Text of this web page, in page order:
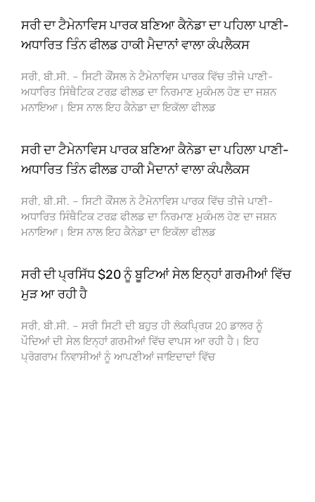
ਸਰੀ ਦਾ ਟੈਮੇਨਾਵਿਸ ਪਾਰਕ ਬਣਿਆ ਕੈਨੇਡਾ ਦਾ ਪਹਿਲਾ ਪਾਣੀ-
ਅਧਾਰਿਤ ਤਿੰਨ ਫੀਲਡ ਹਾਕੀ ਮੈਦਾਨਾਂ ਵਾਲਾ ਕੰਪਲੈਕਸ
ਸਰੀ, ਬੀ.ਸੀ. – ਸਿਟੀ ਕੌਂਸਲ ਨੇ ਟੈਮੇਨਾਵਿਸ ਪਾਰਕ ਵਿੱਚ ਤੀਜੇ ਪਾਣੀ-
ਅਧਾਰਿਤ ਸਿੰਥੈਟਿਕ ਟਰਫ਼ ਫੀਲਡ ਦਾ ਨਿਰਮਾਣ ਮੁਕੰਮਲ ਹੋਣ ਦਾ ਜਸ਼ਨ
ਮਨਾਇਆ। ਇਸ ਨਾਲ ਇਹ ਕੈਨੇਡਾ ਦਾ ਇਕੱਲਾ ਫੀਲਡ
ਸਰੀ ਦਾ ਟੈਮੇਨਾਵਿਸ ਪਾਰਕ ਬਣਿਆ ਕੈਨੇਡਾ ਦਾ ਪਹਿਲਾ ਪਾਣੀ-
ਅਧਾਰਿਤ ਤਿੰਨ ਫੀਲਡ ਹਾਕੀ ਮੈਦਾਨਾਂ ਵਾਲਾ ਕੰਪਲੈਕਸ
ਸਰੀ, ਬੀ.ਸੀ. – ਸਿਟੀ ਕੌਂਸਲ ਨੇ ਟੈਮੇਨਾਵਿਸ ਪਾਰਕ ਵਿੱਚ ਤੀਜੇ ਪਾਣੀ-
ਅਧਾਰਿਤ ਸਿੰਥੈਟਿਕ ਟਰਫ਼ ਫੀਲਡ ਦਾ ਨਿਰਮਾਣ ਮੁਕੰਮਲ ਹੋਣ ਦਾ ਜਸ਼ਨ
ਮਨਾਇਆ। ਇਸ ਨਾਲ ਇਹ ਕੈਨੇਡਾ ਦਾ ਇਕੱਲਾ ਫੀਲਡ
ਸਰੀ ਦੀ ਪ੍ਰਸਿੱਧ $20 ਨੂੰ ਬੂਟਿਆਂ ਸੇਲ ਇਨ੍ਹਾਂ ਗਰਮੀਆਂ ਵਿੱਚ
ਮੁੜ ਆ ਰਹੀ ਹੈ
ਸਰੀ, ਬੀ.ਸੀ. – ਸਰੀ ਸਿਟੀ ਦੀ ਬਹੁਤ ਹੀ ਲੋਕਪ੍ਰਿਯ 20 ਡਾਲਰ ਨੂੰ
ਪੌਦਿਆਂ ਦੀ ਸੇਲ ਇਨ੍ਹਾਂ ਗਰਮੀਆਂ ਵਿੱਚ ਵਾਪਸ ਆ ਰਹੀ ਹੈ। ਇਹ
ਪ੍ਰੋਗਰਾਮ ਨਿਵਾਸੀਆਂ ਨੂੰ ਆਪਣੀਆਂ ਜਾਇਦਾਦਾਂ ਵਿੱਚ